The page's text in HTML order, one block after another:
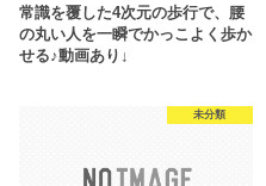
常識を覆した4次元の歩行で、腰
の丸い人を一瞬でかっこよく歩か
せる♪動画あり↓
未分類